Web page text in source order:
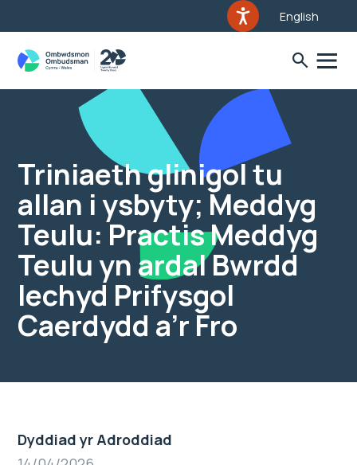
English
Triniaeth glinigol tu
allan i ysbyty; Meddyg
Teulu: Practis Meddyg
Teulu yn ardal Bwrdd
Iechyd Prifysgol
Caerdydd a’r Fro
Dyddiad yr Adroddiad